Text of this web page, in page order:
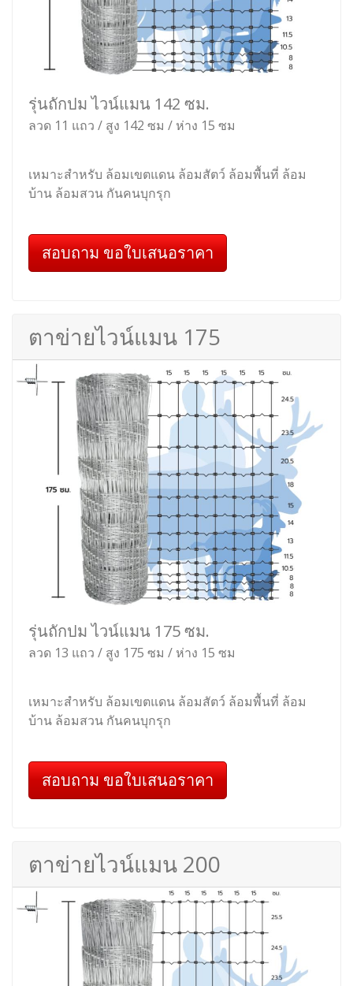
รุ่นถักปม ไวน์แมน 142 ซม.
ลวด 11 แถว / สูง 142 ซม / ห่าง 15 ซม
เหมาะสำหรับ ล้อมเขตแดน ล้อมสัตว์ ล้อมพื้นที่ ล้อม
บ้าน ล้อมสวน กันคนบุกรุก
สอบถาม ขอใบเสนอราคา
ตาข่ายไวน์แมน 175
รุ่นถักปม ไวน์แมน 175 ซม.
ลวด 13 แถว / สูง 175 ซม / ห่าง 15 ซม
เหมาะสำหรับ ล้อมเขตแดน ล้อมสัตว์ ล้อมพื้นที่ ล้อม
บ้าน ล้อมสวน กันคนบุกรุก
สอบถาม ขอใบเสนอราคา
ตาข่ายไวน์แมน 200